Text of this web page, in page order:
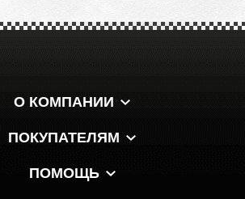
О КОМПАНИИ
ПОКУПАТЕЛЯМ
ПОМОЩЬ